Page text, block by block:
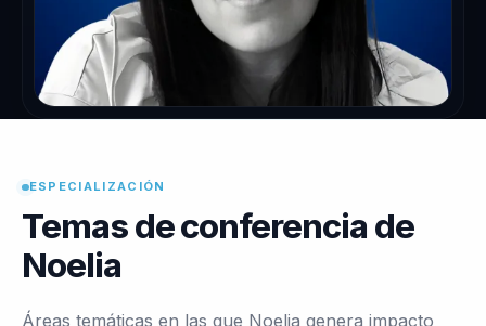
ESPECIALIZACIÓN
Temas de conferencia de
Noelia
Áreas temáticas en las que Noelia genera impacto